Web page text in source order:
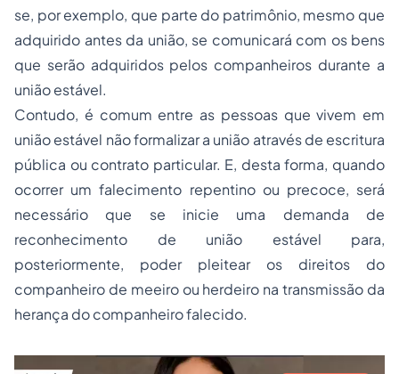
se, por exemplo, que parte do patrimônio, mesmo que
adquirido antes da união, se comunicará com os bens
que serão adquiridos pelos companheiros durante a
união estável.
Contudo, é comum entre as pessoas que vivem em
união estável não formalizar a união através de escritura
pública ou contrato particular. E, desta forma, quando
ocorrer um falecimento repentino ou precoce, será
necessário que se inicie uma demanda de
reconhecimento de união estável para,
posteriormente, poder pleitear os direitos do
companheiro de meeiro ou herdeiro na transmissão da
herança do companheiro falecido.